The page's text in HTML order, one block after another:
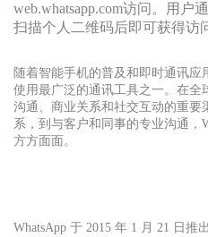
web.whatsapp.com访问。用户
扫描个人二维码后即可获得访
随着智能手机的普及和即时通讯应
使用最广泛的通讯工具之一。在全
沟通、商业关系和社交互动的重要
系，到与客户和同事的专业沟通，
方方面面。
WhatsApp 于 2015 年 1 月 21 日推